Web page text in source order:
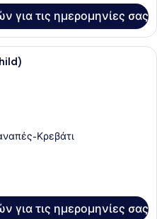
για τις ημερομηνίες σας
Ένα σύγχρονο δωμάτιο
Κρεβάτι
για τις ημερομηνίες σας